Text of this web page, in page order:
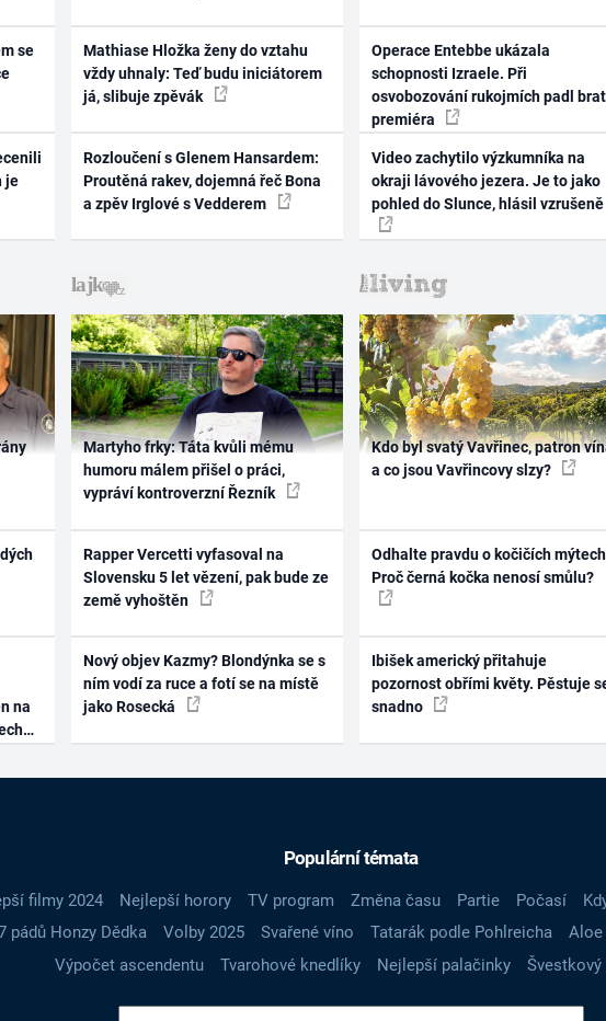
se
je
Mathiase Hložka ženy do vztahu
vždy uhnaly: Teď budu iniciátorem
já, slibuje zpěvák
Rozloučení s Glenem Hansardem:
Proutěná rakev, dojemná řeč Bona
a zpěv Irglové s Vedderem
Operace Entebbe ukázala
schopnosti Izraele. Při
osvobozování rukojmích padl
premiéra
Video zachytilo výzkumníka na
okraji lávového jezera. Je to jako
pohled do Slunce, hlásil vzrušeně
na
Martyho frky: Táta kvůli mému
humoru málem přišel o práci,
vypráví kontroverzní Řezník
Rapper Vercetti vyfasoval na
Slovensku 5 let vězení, pak bude ze
země vyhoštěn
Nový objev Kazmy? Blondýnka se s
ním vodí za ruce a fotí se na místě
jako Rosecká
Kdo byl svatý Vavřinec, patron
a co jsou Vavřincovy slzy?
Odhalte pravdu o kočičích
Proč černá kočka nenosí smůlu?
Ibišek americký přitahuje
pozornost obřími květy. Pěstuje
snadno
Populární témata
filmy 2024 Nejlepší horory TV program Změna času Partie Počasí
pádů Honzy Dědka Volby 2025 Svařené víno Tatarák podle Pohlreicha Aloe
Výpočet ascendentu
Tvarohové knedlíky Nejlepší palačinky